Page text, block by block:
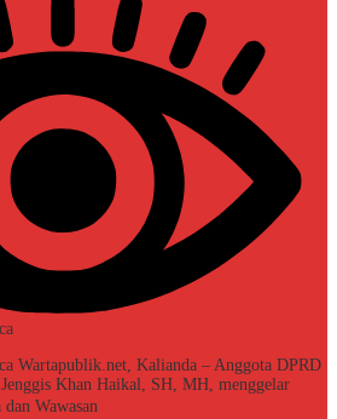
Wartapublik.net, Kalianda – Anggota DPRD
Khan Haikal, SH, MH, menggelar
Wawasan